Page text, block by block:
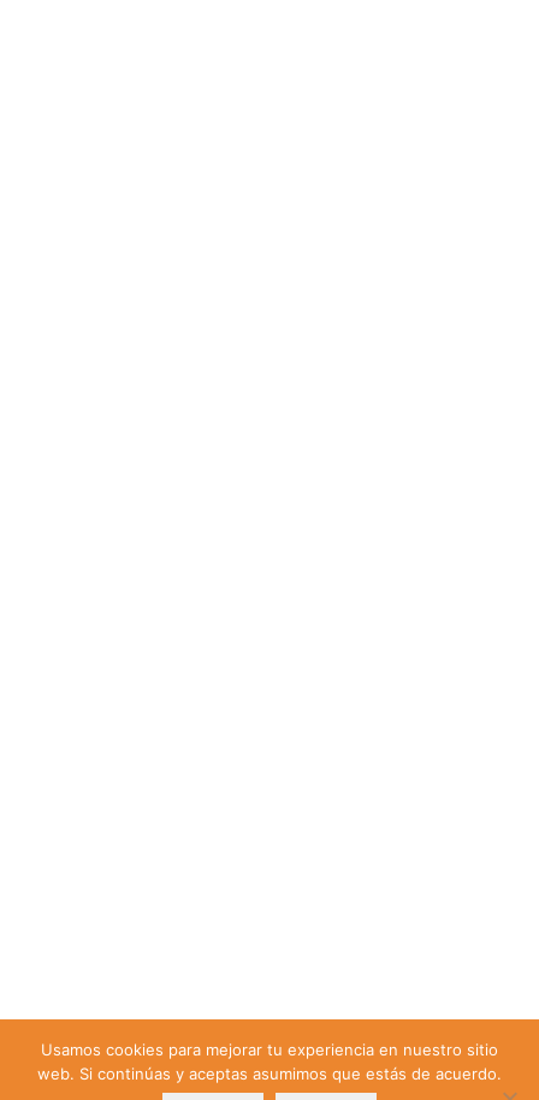
Usamos cookies para mejorar tu experiencia en nuestro sitio
web. Si continúas y aceptas asumimos que estás de acuerdo.